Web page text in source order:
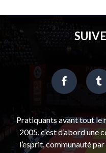
Pratiquants avant tout
2005, c’est d’abord une
l’esprit, communauté